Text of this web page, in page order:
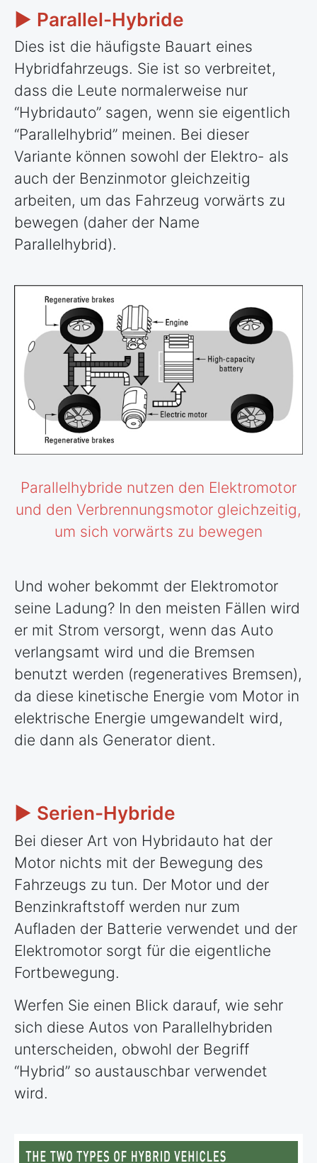
► Parallel-Hybride
Dies ist die häufigste Bauart eines
Hybridfahrzeugs. Sie ist so verbreitet,
dass die Leute normalerweise nur
“Hybridauto” sagen, wenn sie eigentlich
“Parallelhybrid” meinen. Bei dieser
Variante können sowohl der Elektro- als
auch der Benzinmotor gleichzeitig
arbeiten, um das Fahrzeug vorwärts zu
bewegen (daher der Name
Parallelhybrid).
Parallelhybride nutzen den Elektromotor
und den Verbrennungsmotor gleichzeitig,
um sich vorwärts zu bewegen
Und woher bekommt der Elektromotor
seine Ladung? In den meisten Fällen wird
er mit Strom versorgt, wenn das Auto
verlangsamt wird und die Bremsen
benutzt werden (regeneratives Bremsen),
da diese kinetische Energie vom Motor in
elektrische Energie umgewandelt wird,
die dann als Generator dient.
► Serien-Hybride
Bei dieser Art von Hybridauto hat der
Motor nichts mit der Bewegung des
Fahrzeugs zu tun. Der Motor und der
Benzinkraftstoff werden nur zum
Aufladen der Batterie verwendet und der
Elektromotor sorgt für die eigentliche
Fortbewegung.
Werfen Sie einen Blick darauf, wie sehr
sich diese Autos von Parallelhybriden
unterscheiden, obwohl der Begriff
“Hybrid” so austauschbar verwendet
wird.